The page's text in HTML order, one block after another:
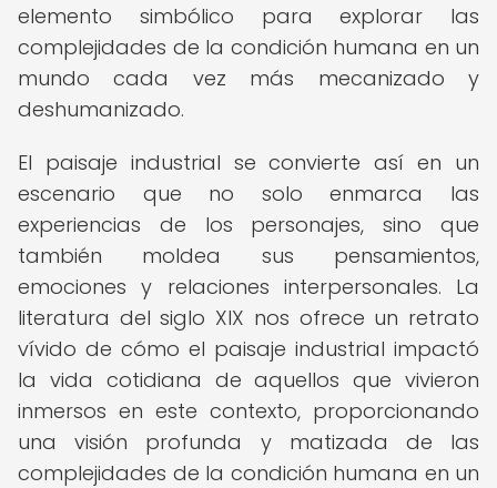
elemento simbólico para explorar las
complejidades de la condición humana en un
mundo cada vez más mecanizado y
deshumanizado.
El paisaje industrial se convierte así en un
escenario que no solo enmarca las
experiencias de los personajes, sino que
también moldea sus pensamientos,
emociones y relaciones interpersonales. La
literatura del siglo XIX nos ofrece un retrato
vívido de cómo el paisaje industrial impactó
la vida cotidiana de aquellos que vivieron
inmersos en este contexto, proporcionando
una visión profunda y matizada de las
complejidades de la condición humana en un